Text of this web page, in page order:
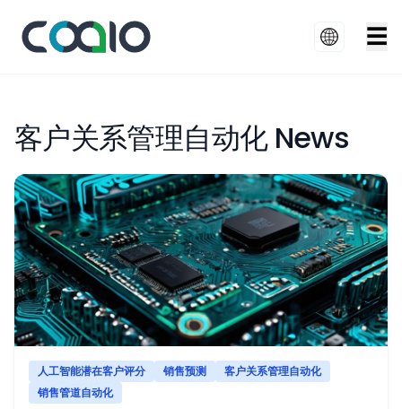
☰
客户关系管理自动化 News
人工智能潜在客户评分 销售预测
客户关系管理自动化
销售管道自动化